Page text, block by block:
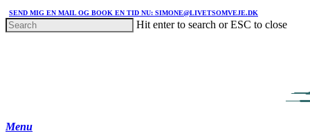
SEND MIG EN MAIL OG BOOK EN TID NU: SIMONE@LIVETSOMVEJE.DK
Hit enter to search or ESC to close
Menu